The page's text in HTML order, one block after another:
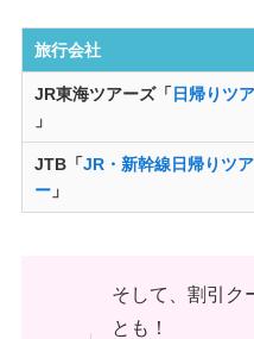
旅行会社
JR東海ツアーズ「 日帰りツ
」
JTB「JR・新幹線日帰りツア
ー 」
そして、割引ク
とも！